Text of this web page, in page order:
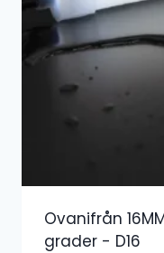
Ovanifrån
grader - D16